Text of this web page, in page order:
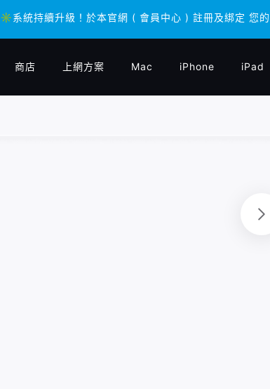
✳️系統持續升級！於本官網 ( 會員中心 ) 註冊及綁定 您
✳️系統持續升級！於本官網 ( 會員中心 ) 註冊及綁定 您
商店 上網方案 Mac iPhone iPad